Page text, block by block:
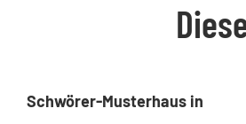
Schwörer-Musterhaus in